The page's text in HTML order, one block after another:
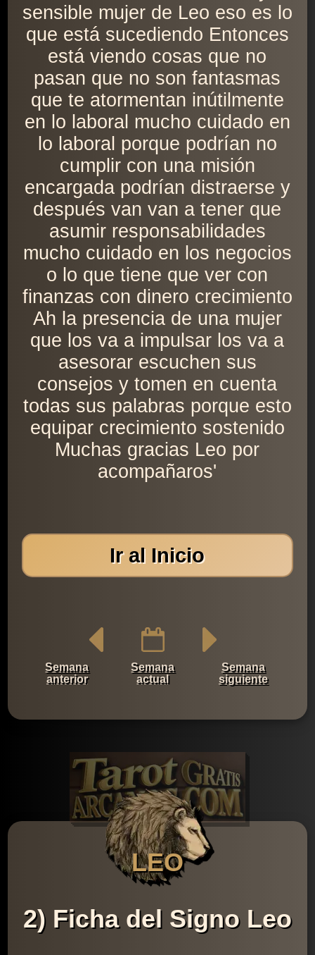
sensible mujer de Leo eso es lo
que está sucediendo Entonces
está viendo cosas que no
pasan que no son fantasmas
que te atormentan inútilmente
en lo laboral mucho cuidado en
lo laboral porque podrían no
cumplir con una misión
encargada podrían distraerse y
después van van a tener que
asumir responsabilidades
mucho cuidado en los negocios
o lo que tiene que ver con
finanzas con dinero crecimiento
Ah la presencia de una mujer
que los va a impulsar los va a
asesorar escuchen sus
consejos y tomen en cuenta
todas sus palabras porque esto
equipar crecimiento sostenido
Muchas gracias Leo por
acompañaros'
Ir al Inicio
Semana
anterior
Semana
actual
Semana
siguiente
LEO
2) Ficha del Signo Leo